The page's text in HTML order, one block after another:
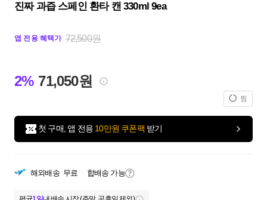
진짜 과즙 스페인 환타 캔 330ml 9ea
앱 전용 혜택가 72,500원
2% 71,050원
찜
첫 구매, 앱 전용 10만원 쿠폰팩 받기
해외배송 무료 합배송 가능